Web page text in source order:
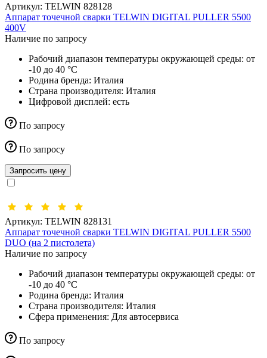
Артикул: TELWIN 828128
Аппарат точечной сварки TELWIN DIGITAL PULLER 5500
400V
Наличие по запросу
Рабочий диапазон температуры окружающей среды: от
-10 до 40 °С
Родина бренда: Италия
Страна производителя: Италия
Цифровой дисплей: есть
По запросу
По запросу
Запросить цену
Артикул: TELWIN 828131
Аппарат точечной сварки TELWIN DIGITAL PULLER 5500
DUO (на 2 пистолета)
Наличие по запросу
Рабочий диапазон температуры окружающей среды: от
-10 до 40 °С
Родина бренда: Италия
Страна производителя: Италия
Сфера применения: Для автосервиса
По запросу